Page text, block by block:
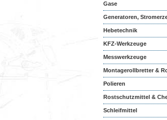
Gase
Generatoren,
Hebetechnik
KFZ-Werkzeuge
Messwerkzeuge
Montagerollbretter &
Polieren
Rostschutzmittel &
Schleifmittel